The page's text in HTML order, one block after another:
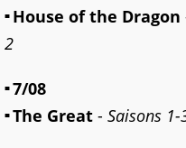
House of the Dragon
2
7/08
The Great - Saisons 1-